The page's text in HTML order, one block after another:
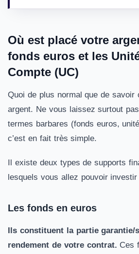
Où est placé votre
fonds euros et les
Compte (UC)
Quoi de plus normal que de savoir
argent. Ne vous laissez surtout
termes barbares (fonds euros,
c’est en fait très simple.
Il existe deux types de supports
lesquels vous allez pouvoir
Les fonds en euros
Ils constituent la partie garantie/
rendement de votre contrat. Ces